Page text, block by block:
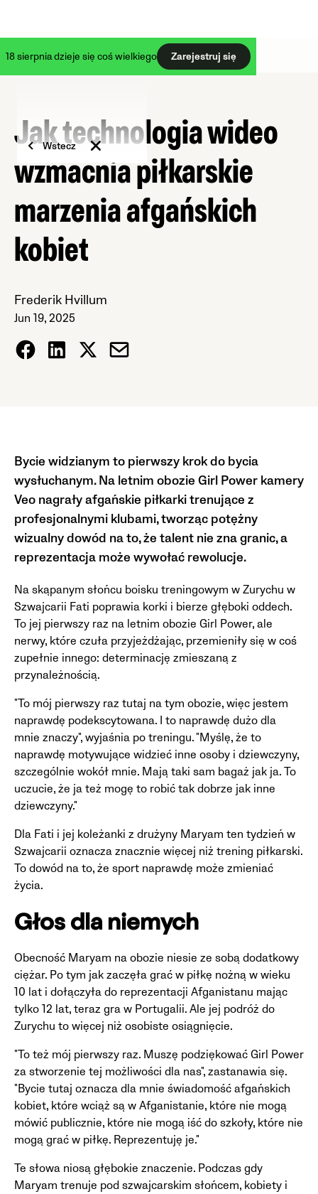
18 sierpnia dzieje się coś wielkiego Zarejestruj się
Wstecz
Jak technologia wideo
wzmacnia piłkarskie
marzenia afgańskich
kobiet
Frederik Hvillum
Jun 19, 2025
Bycie widzianym to pierwszy krok do bycia
wysłuchanym. Na letnim obozie Girl Power kamery
Veo nagrały afgańskie piłkarki trenujące z
profesjonalnymi klubami, tworząc potężny
wizualny dowód na to, że talent nie zna granic, a
reprezentacja może wywołać rewolucje.
Na skąpanym słońcu boisku treningowym w Zurychu w
Szwajcarii Fati poprawia korki i bierze głęboki oddech.
To jej pierwszy raz na letnim obozie Girl Power, ale
nerwy, które czuła przyjeżdżając, przemieniły się w coś
zupełnie innego: determinację zmieszaną z
przynależnością.
"To mój pierwszy raz tutaj na tym obozie, więc jestem
naprawdę podekscytowana. I to naprawdę dużo dla
mnie znaczy", wyjaśnia po treningu. "Myślę, że to
naprawdę motywujące widzieć inne osoby i dziewczyny,
szczególnie wokół mnie. Mają taki sam bagaż jak ja. To
uczucie, że ja też mogę to robić tak dobrze jak inne
dziewczyny."
Dla Fati i jej koleżanki z drużyny Maryam ten tydzień w
Szwajcarii oznacza znacznie więcej niż trening piłkarski.
To dowód na to, że sport naprawdę może zmieniać
życia.
Głos dla niemych
Obecność Maryam na obozie niesie ze sobą dodatkowy
ciężar. Po tym jak zaczęła grać w piłkę nożną w wieku
10 lat i dołączyła do reprezentacji Afganistanu mając
tylko 12 lat, teraz gra w Portugalii. Ale jej podróż do
Zurychu to więcej niż osobiste osiągnięcie.
"To też mój pierwszy raz. Muszę podziękować Girl Power
za stworzenie tej możliwości dla nas", zastanawia się.
"Bycie tutaj oznacza dla mnie świadomość afgańskich
kobiet, które wciąż są w Afganistanie, które nie mogą
mówić publicznie, które nie mogą iść do szkoły, które nie
mogą grać w piłkę. Reprezentuję je."
Te słowa niosą głębokie znaczenie. Podczas gdy
Maryam trenuje pod szwajcarskim słońcem, kobiety i